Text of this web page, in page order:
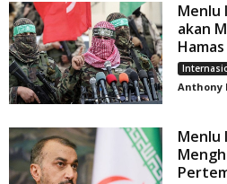
Menlu
akan
Hamas
Anthony
Menlu